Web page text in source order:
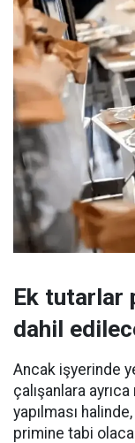
Ek tutarlar
dahil
Ancak işyerinde
çalışanlara
yapılması
primine tabi